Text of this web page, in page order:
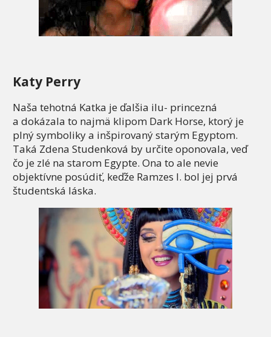
Katy Perry
Naša tehotná Katka je ďalšia ilu- princezná
a dokázala to najmä klipom Dark Horse, ktorý je
plný symboliky a inšpirovaný starým Egyptom.
Taká Zdena Studenková by určite oponovala, veď
čo je zlé na starom Egypte. Ona to ale nevie
objektívne posúdiť, keďže Ramzes I. bol jej prvá
študentská láska.